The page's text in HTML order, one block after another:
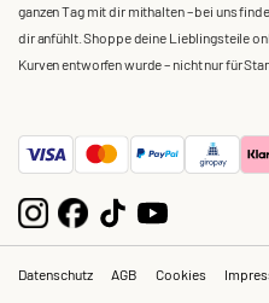
ganzen Tag mit dir mithalten – bei uns
dir anfühlt. Shoppe deine Lieblingsteile
Kurven entworfen wurde – nicht nur für
Datenschutz AGB Cookies